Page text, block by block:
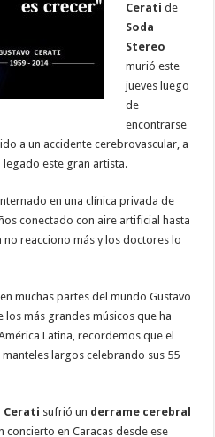
Cerati de
Soda
Stereo
murió este
jueves luego
de
encontrarse
a un accidente cerebrovascular, a
legado este gran artista.
en una clínica privada de
conectado con aire artificial hasta
no reacciono más y los doctores lo
muchas partes del mundo Gustavo
más grandes músicos que ha
Latina, recordemos que el
largos celebrando sus 55
Cerati sufrió un derrame cerebral
concierto en Caracas desde ese